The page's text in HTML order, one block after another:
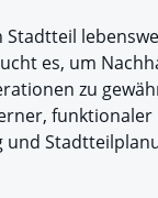
Stadtteil
es, um
zu